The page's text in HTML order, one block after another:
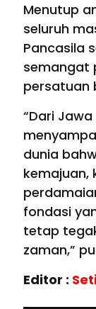
Menutup
seluruh
Pancasila
semangat
persatuan
“Dari
dunia
kemajuan,
fondasi
tetap
zaman,”
Editor :